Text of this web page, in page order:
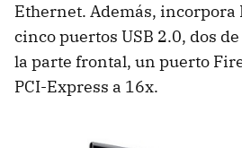
Ethernet. Además, incorpora
cinco puertos USB 2.0, dos
la parte frontal, un puerto
PCI-Express a 16x.